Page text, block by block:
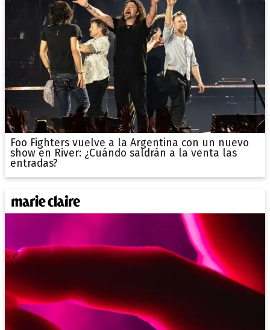
Foo Fighters vuelve a la Argentina con un nuevo
show en River: ¿Cuándo saldrán a la venta las
entradas?